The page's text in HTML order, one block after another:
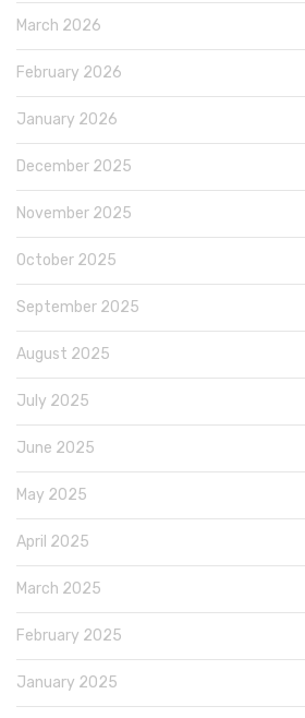
March 2026
February 2026
January 2026
December 2025
November 2025
October 2025
September 2025
August 2025
July 2025
June 2025
May 2025
April 2025
March 2025
February 2025
January 2025